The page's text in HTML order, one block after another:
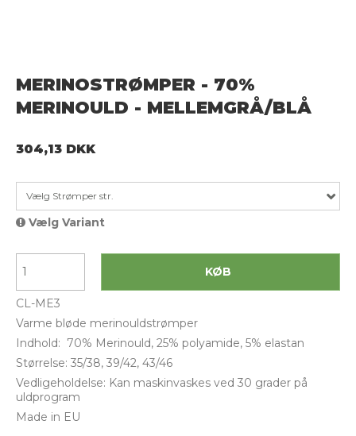
MERINOSTRØMPER - 70%
MERINOULD - MELLEMGRÅ/BLÅ
304,13 DKK
Vælg Strømper str.
Vælg Variant
KØB
CL-ME3
Varme bløde merinouldstrømper
Indhold: 70% Merinould, 25% polyamide, 5% elastan
Størrelse: 35/38, 39/42, 43/46
Vedligeholdelse: Kan maskinvaskes ved 30 grader på
uldprogram
Made in EU